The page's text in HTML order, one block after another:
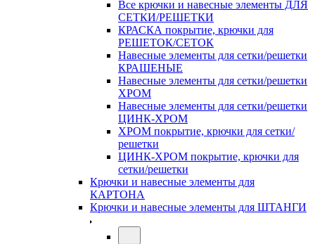
Все крючки и навесные элементы ДЛЯ
СЕТКИ/РЕШЕТКИ
КРАСКА покрытие, крючки для
РЕШЕТОК/СЕТОК
Навесные элементы для сетки/решетки
КРАШЕНЫЕ
Навесные элементы для сетки/решетки
ХРОМ
Навесные элементы для сетки/решетки
ЦИНК-ХРОМ
ХРОМ покрытие, крючки для сетки/
решетки
ЦИНК-ХРОМ покрытие, крючки для
сетки/решетки
Крючки и навесные элементы для
КАРТОНА
Крючки и навесные элементы для ШТАНГИ